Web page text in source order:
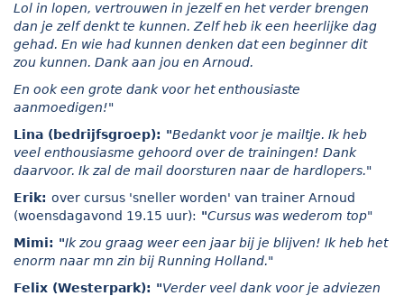
Lol in lopen, vertrouwen in jezelf en het verder brengen
dan je zelf denkt te kunnen. Zelf heb ik een heerlijke dag
gehad. En wie had kunnen denken dat een beginner dit
zou kunnen. Dank aan jou en Arnoud.
En ook een grote dank voor het enthousiaste
aanmoedigen!"
Lina (bedrijfsgroep): "Bedankt voor je mailtje. Ik heb
veel enthousiasme gehoord over de trainingen! Dank
daarvoor. Ik zal de mail doorsturen naar de hardlopers."
Erik: over cursus 'sneller worden' van trainer Arnoud
(woensdagavond 19.15 uur): "Cursus was wederom top"
Mimi: "Ik zou graag weer een jaar bij je blijven! Ik heb het
enorm naar mn zin bij Running Holland."
Felix (Westerpark): "Verder veel dank voor je adviezen